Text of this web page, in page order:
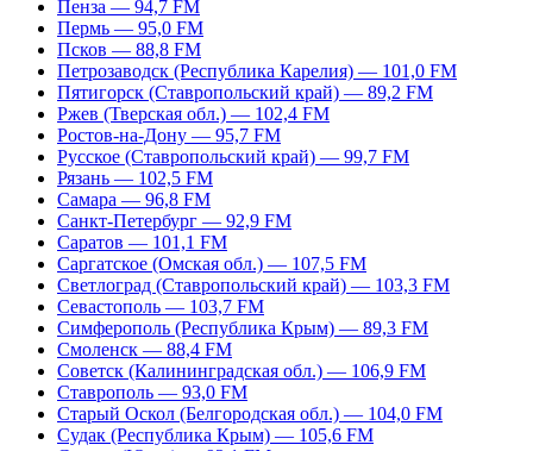
Пенза — 94,7 FM
Пермь — 95,0 FM
Псков — 88,8 FM
Петрозаводск (Республика Карелия) — 101,0 FM
Пятигорск (Ставропольский край) — 89,2 FM
Ржев (Тверская обл.) — 102,4 FM
Ростов-на-Дону — 95,7 FM
Русское (Ставропольский край) — 99,7 FM
Рязань — 102,5 FM
Самара — 96,8 FM
Санкт-Петербург — 92,9 FM
Саратов — 101,1 FM
Саргатское (Омская обл.) — 107,5 FM
Светлоград (Ставропольский край) — 103,3 FM
Севастополь — 103,7 FM
Симферополь (Республика Крым) — 89,3 FM
Смоленск — 88,4 FM
Советск (Калининградская обл.) — 106,9 FM
Ставрополь — 93,0 FM
Старый Оскол (Белгородская обл.) — 104,0 FM
Судак (Республика Крым) — 105,6 FM